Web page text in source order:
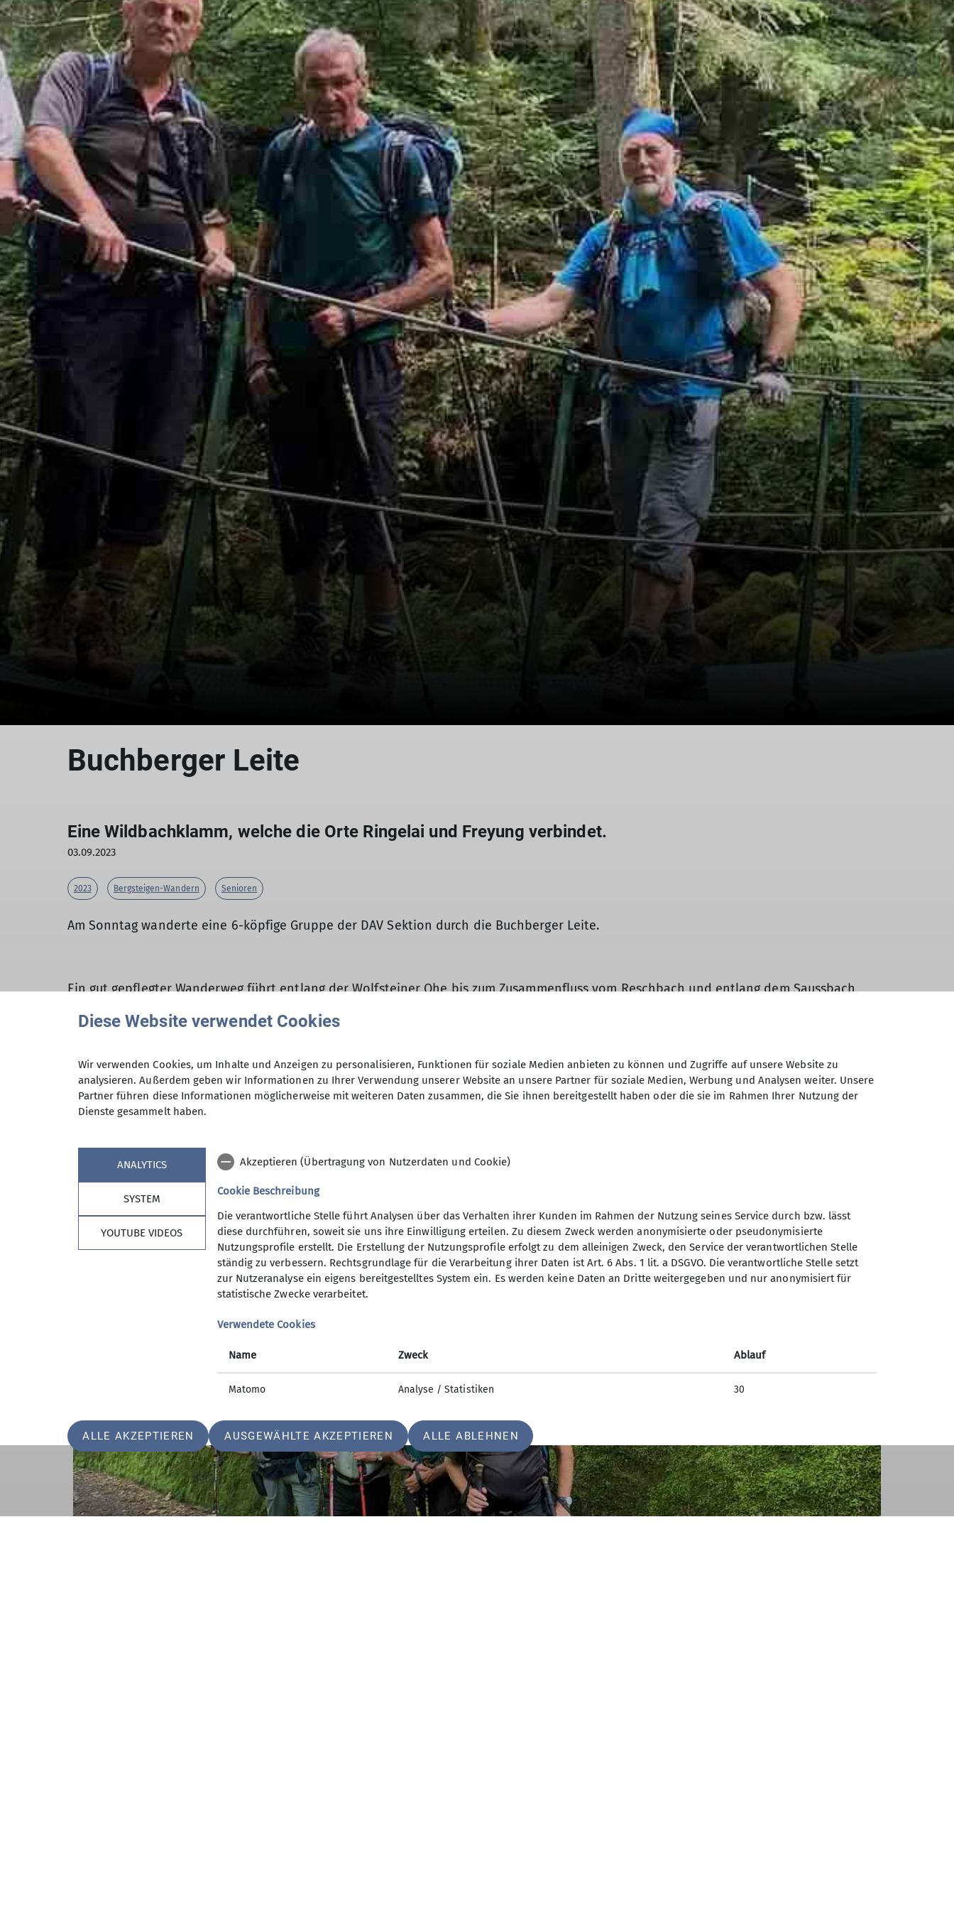
Buchberger Leite
Eine Wildbachklamm, welche die Orte Ringelai und Freyung verbindet.
03.09.2023
2023 Bergsteigen-Wandern Senioren
Am Sonntag wanderte eine 6-köpfige Gruppe der DAV Sektion durch die Buchberger Leite.
Ein gut gepflegter Wanderweg führt entlang der Wolfsteiner Ohe bis zum Zusammenfluss vom Reschbach und entlang dem Saussbach
Stets zwischen dunklen Felsformationen, die teilweise dem Pfahl zuzurechnen sind, und dem rauschenden Bach wandert man durch die
Einen ersten Höhepunkt bildet die Hängebrücke, die einst für die Arbeiter des Carbidwerkes erbaut wurde.
Beim Carbidwerk angekommen überquert man das Flüsschen, passiert einen Felstunnel und taucht gleich wieder in die beinahe
unberührte Natur ein.
Stets spannend und doch romantisch führt der Pfad leicht ansteigend über Stege, vorbei an Aussichtspunkten und einem Kanal, in dem
Rechtzeitig zur Mittagszeit wurde der Saußbachstausee erreicht, wo sich die Gruppe stärkte. Nach einer kurzen Pause marschierte man
den Weg wieder zurück, welcher auch von dieser Seite immer wieder neue Perspektiven bot.
Beeindruckt von den vielen Naturerlebnissen wurde am späten Nachmittag die Heimreise angetreten.
Diese Website verwendet Cookies
Wir verwenden Cookies, um Inhalte und Anzeigen zu personalisieren, Funktionen für soziale Medien anbieten zu können und Zugriffe auf unsere Website zu
analysieren. Außerdem geben wir Informationen zu Ihrer Verwendung unserer Website an unsere Partner für soziale Medien, Werbung und Analysen weiter. Unsere
Partner führen diese Informationen möglicherweise mit weiteren Daten zusammen, die Sie ihnen bereitgestellt haben oder die sie im Rahmen Ihrer Nutzung der
Dienste gesammelt haben.
ANALYTICS
SYSTEM
YOUTUBE VIDEOS
Akzeptieren (Übertragung von Nutzerdaten und Cookie)
Cookie Beschreibung
Die verantwortliche Stelle führt Analysen über das Verhalten ihrer Kunden im Rahmen der Nutzung seines Service durch bzw. lässt
diese durchführen, soweit sie uns ihre Einwilligung erteilen. Zu diesem Zweck werden anonymisierte oder pseudonymisierte
Nutzungsprofile erstellt. Die Erstellung der Nutzungsprofile erfolgt zu dem alleinigen Zweck, den Service der verantwortlichen Stelle
ständig zu verbessern. Rechtsgrundlage für die Verarbeitung ihrer Daten ist Art. 6 Abs. 1 lit. a DSGVO. Die verantwortliche Stelle setzt
zur Nutzeranalyse ein eigens bereitgestelltes System ein. Es werden keine Daten an Dritte weitergegeben und nur anonymisiert für
statistische Zwecke verarbeitet.
Verwendete Cookies
Name Zweck Ablauf
Matomo Analyse / Statistiken 30
ALLE AKZEPTIEREN AUSGEWÄHLTE AKZEPTIEREN ALLE ABLEHNEN